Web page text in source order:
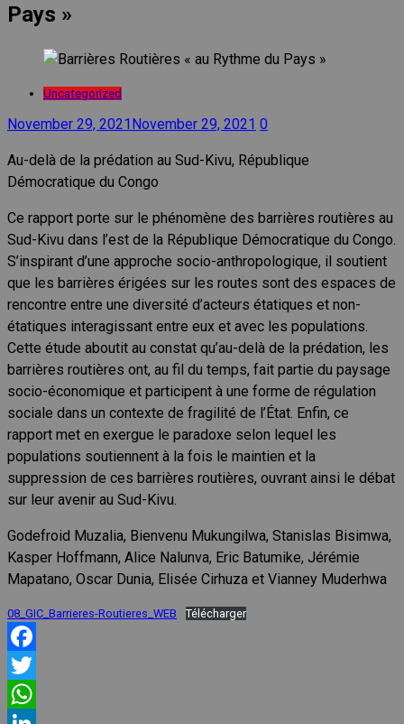
Pays »
Uncategorized
November 29, 2021 November 29, 2021 0
Au-delà de la prédation au Sud-Kivu, République
Démocratique du Congo
Ce rapport porte sur le phénomène des barrières routières au
Sud-Kivu dans l’est de la République Démocratique du Congo.
S’inspirant d’une approche socio-anthropologique, il soutient
que les barrières érigées sur les routes sont des espaces de
rencontre entre une diversité d’acteurs étatiques et non-
étatiques interagissant entre eux et avec les populations.
Cette étude aboutit au constat qu’au-delà de la prédation, les
barrières routières ont, au fil du temps, fait partie du paysage
socio-économique et participent à une forme de régulation
sociale dans un contexte de fragilité de l’État. Enfin, ce
rapport met en exergue le paradoxe selon lequel les
populations soutiennent à la fois le maintien et la
suppression de ces barrières routières, ouvrant ainsi le débat
sur leur avenir au Sud-Kivu.
Godefroid Muzalia, Bienvenu Mukungilwa, Stanislas Bisimwa,
Kasper Hoffmann, Alice Nalunva, Eric Batumike, Jérémie
Mapatano, Oscar Dunia, Elisée Cirhuza et Vianney Muderhwa
08_GIC_Barrieres-Routieres_WEB Télécharger
Facebook
Twitter